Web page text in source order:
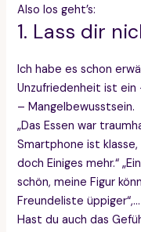
Also los geht’s:
1. Lass dir
Ich habe es schon
Unzufriedenheit ist
– Mangelbewusstsein.
„Das Essen war
Smartphone ist
doch Einiges mehr.“
schön, meine Figur
Freundeliste üppiger“,…
Hast du auch das